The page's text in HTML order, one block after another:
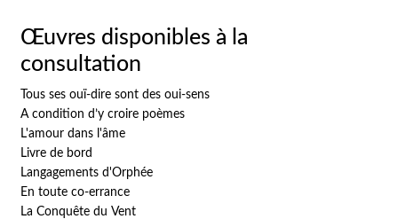
Œuvres disponibles à la
consultation
Tous ses ouï-dire sont des oui-sens
A condition d’y croire poèmes
L'amour dans l'âme
Livre de bord
Langagements d'Orphée
En toute co-errance
La Conquête du Vent